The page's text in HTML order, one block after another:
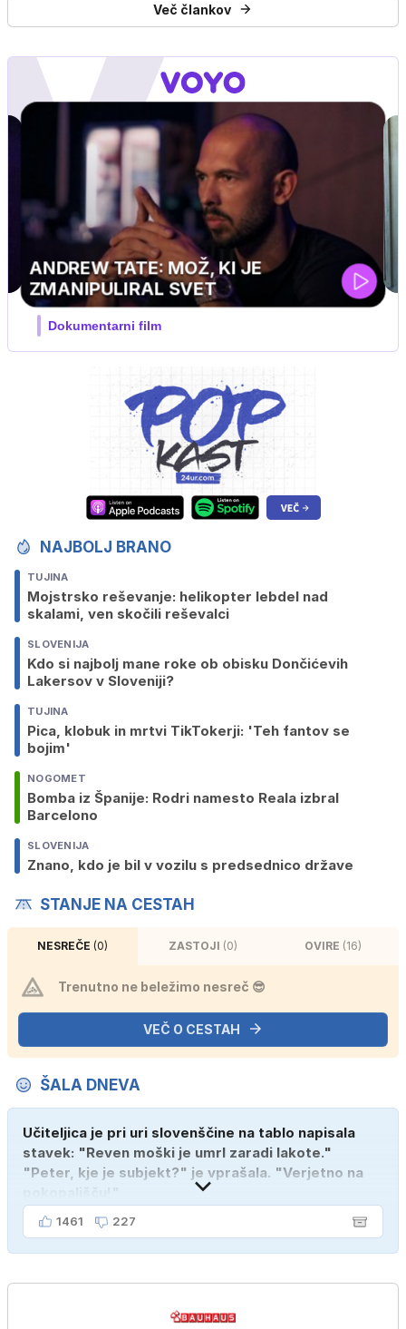
Več člankov
UEFA SUPERPOKAL
V živo na VOYO: sreda ob 20.30
NAJBOLJ BRANO
TUJINA
Mojstrsko reševanje: helikopter lebdel nad
skalami, ven skočili reševalci
SLOVENIJA
Kdo si najbolj mane roke ob obisku Dončićevih
Lakersov v Sloveniji?
TUJINA
Pica, klobuk in mrtvi TikTokerji: 'Teh fantov se
bojim'
NOGOMET
Bomba iz Španije: Rodri namesto Reala izbral
Barcelono
SLOVENIJA
Znano, kdo je bil v vozilu s predsednico države
STANJE NA CESTAH
NESREČE (0) ZASTOJI (0) OVIRE (16)
Trenutno ne beležimo nesreč 😎
VEČ O CESTAH
ŠALA DNEVA
Učiteljica je pri uri slovenščine na tablo napisala
stavek: "Reven moški je umrl zaradi lakote."
"Peter, kje je subjekt?" je vprašala. "Verjetno na
1461 227